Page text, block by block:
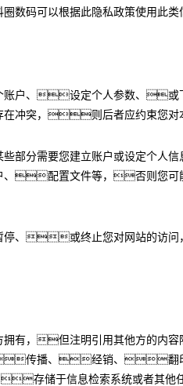
数码可以根据此隐私政策使用此
户、设定个人参数、或
在冲突，则后者应约束您
分需要您建立账户或设定个人
配置文件等，否则您可
、或终止您对网站的访
有，但注明引用其他方的内
、传播、经销、
存储于信息检索系统或者其